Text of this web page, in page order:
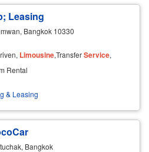
Leasing
Bangkok 10330
Limousine,TransferService,
Rental
& Leasing
Bangkok